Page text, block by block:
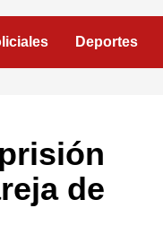
Deportes
de